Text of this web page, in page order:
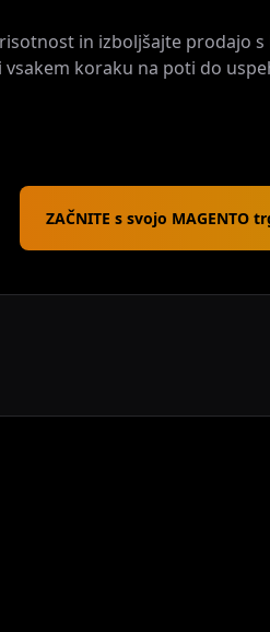
in izboljšajte prodajo s
koraku na poti do
ZAČNITE s svojo MAGENTO